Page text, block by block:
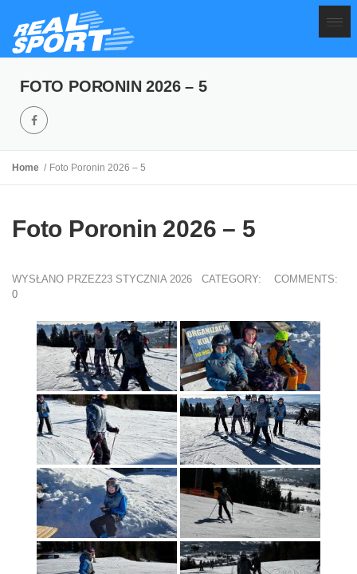
FOTO PORONIN 2026 – 5
Home Foto Poronin 2026 – 5
Foto Poronin 2026 – 5
WYSŁANO PRZEZ23 STYCZNIA 2026 CATEGORY:
COMMENTS:
0